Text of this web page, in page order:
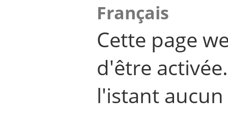
Français
Cette page
d'être
l'istant